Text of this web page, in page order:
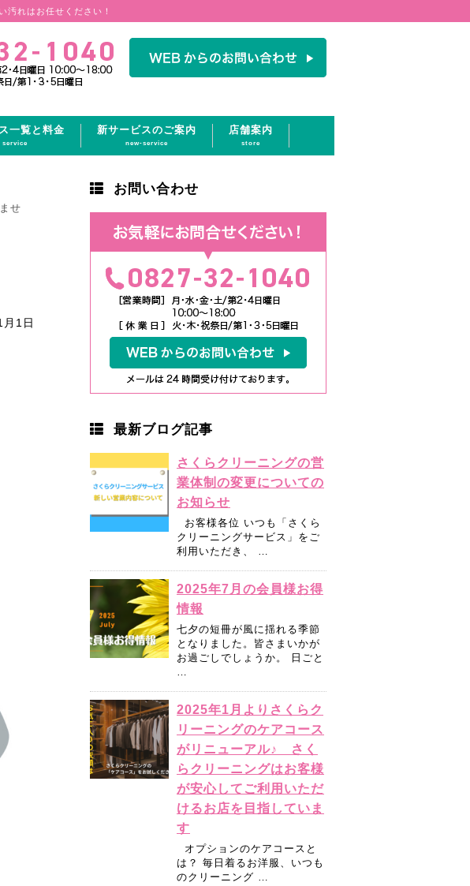
汚れはお任せください！
一覧と料金
service
新サービスのご案内
new-service
店舗案内
store
せ
1日
お問い合わせ
最新ブログ記事
さくらクリーニングの営
業体制の変更についての
お知らせ
お客様各位 いつも「さくら
クリーニングサービス」をご
利用いただき、 …
2025年7月の会員様お得
情報
七夕の短冊が風に揺れる季節
となりました。皆さまいかが
お過ごしでしょうか。 日ごと
…
2025年1月よりさくらク
リーニングのケアコース
がリニューアル♪ さく
らクリーニングはお客様
が安心してご利用いただ
けるお店を目指していま
す
オプションのケアコースと
は？ 毎日着るお洋服、いつも
のクリーニング …